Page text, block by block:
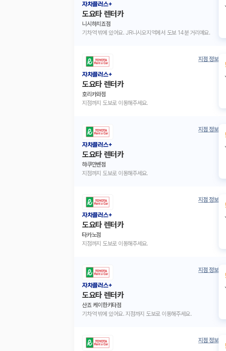
자차플러스+
도요타 렌터카
니시하치죠점
기차역 밖에 있어요. JR니시오지역에서 도보 14분 거리예요.
지점 정보
자차플러스+
도요타 렌터카
호리카와점
지점까지 도보로 이동해주세요.
지점 정보
자차플러스+
도요타 렌터카
햐쿠만벤점
지점까지 도보로 이동해주세요.
지점 정보
자차플러스+
도요타 렌터카
타카노점
지점까지 도보로 이동해주세요.
지점 정보
자차플러스+
도요타 렌터카
산죠 케이한키타점
기차역 밖에 있어요. 지점까지 도보로 이동해주세요.
지점 정보